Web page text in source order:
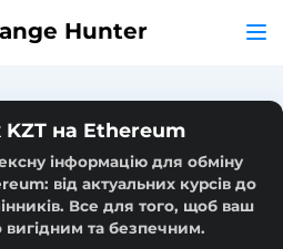
Hunter
на Ethereum
інформацію для обміну
від актуальних курсів до
Все для того, щоб ваш
та безпечним.